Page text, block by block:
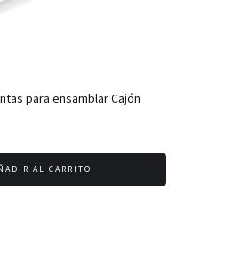
para ensamblar Cajón
AL CARRITO